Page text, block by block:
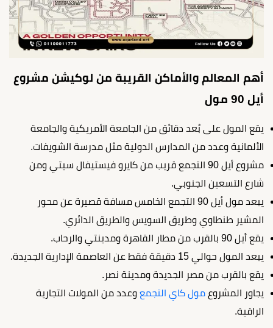
أهم المعالم والأماكن القريبة من لوكيشن مشروع
أيل 90 مول
يقع المول على بُعد دقائق من الجامعة الأمريكية والجامعة
الألمانية وعدد من المدارس الدولية مثل مدرسة الشويفات.
مشروع أيل 90 التجمع قريب من كايرو فيستيفال سيتي ومن
شارع التسعين الجنوبي.
يبعد مول أيل 90 التجمع الخامس مسافة قصيرة عن محور
المشير طنطاوي وطريق السويس والطريق الدائري.
يقع أيل 90 بالقرب من مطار القاهرة ومدينتي والرحاب.
يبعد المول حوالي 15 دقيقة فقط عن العاصمة الإدارية الجديدة.
يقع بالقرب من مصر الجديدة ومدينة نصر.
يجاور المشروع مول كاي التجمع وعدد من المولات التجارية
الراقية.